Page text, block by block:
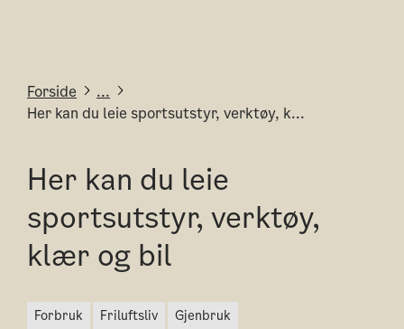
Forside
...
Her kan du leie sportsutstyr, verktøy, k...
Her kan du leie
sportsutstyr, verktøy,
klær og bil
forbruk friluftsliv gjenbruk